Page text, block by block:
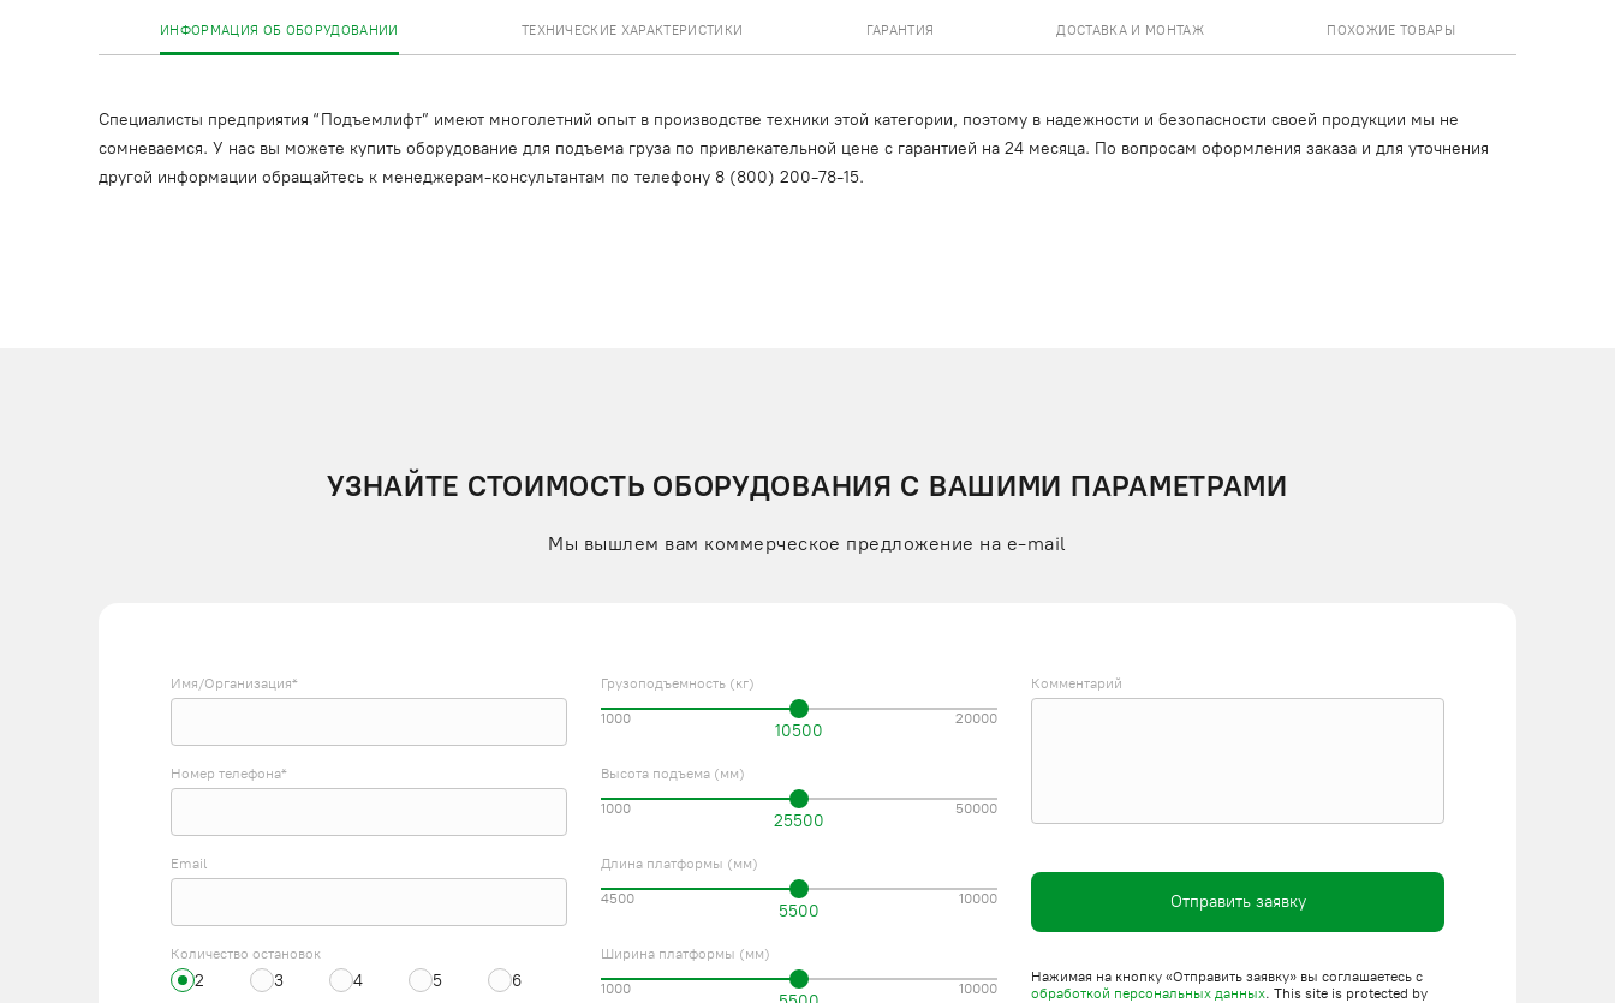
ИНФОРМАЦИЯ ОБ ОБОРУДОВАНИИ ТЕХНИЧЕСКИЕ ХАРАКТЕРИСТИКИ ГАРАНТИЯ ДОСТАВКА И МОНТАЖ ПОХОЖИЕ ТОВАРЫ
Специалисты предприятия “Подъемлифт” имеют многолетний опыт в производстве техники этой категории, поэтому в надежности и безопасности своей продукции мы не
сомневаемся. У нас вы можете купить оборудование для подъема груза по привлекательной цене с гарантией на 24 месяца. По вопросам оформления заказа и для уточнения
другой информации обращайтесь к менеджерам-консультантам по телефону 8 (800) 200-78-15.
УЗНАЙТЕ СТОИМОСТЬ ОБОРУДОВАНИЯ С ВАШИМИ ПАРАМЕТРАМИ
Мы вышлем вам коммерческое предложение на e-mail
Имя/Организация*
Номер телефона*
Email
Количество остановок
2 3 4 5 6
Грузоподъемность (кг)
10500
1000 20000
Высота подъема (мм)
25500
1000 50000
Длина платформы (мм)
5500
4500 10000
Ширина платформы (мм)
1000 10000
Комментарий
Отправить заявку
Нажимая на кнопку «Отправить заявку» вы соглашаетесь с
обработкой персональных данных. This site is protected by